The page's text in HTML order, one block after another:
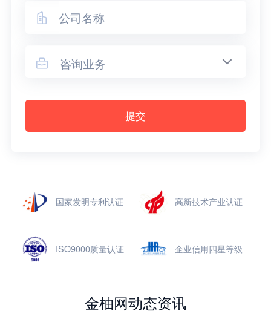

 咨询业务
提交
国家发明专利认证 高新技术产业认证
ISO9000质量认证 企业信用四星等级
金柚网动态资讯